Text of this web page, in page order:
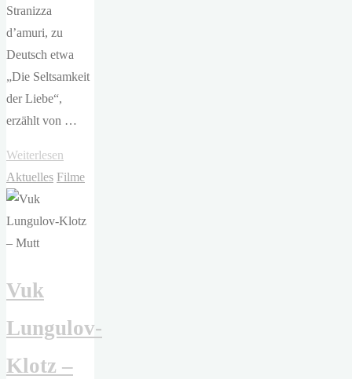
Stranizza
d’amuri, zu
Deutsch etwa
„Die Seltsamkeit
der Liebe“,
erzählt von …
Weiterlesen
Fiorello
Fireworks"
Aktuelles Filme
Vuk
Lungulov-
Klotz –